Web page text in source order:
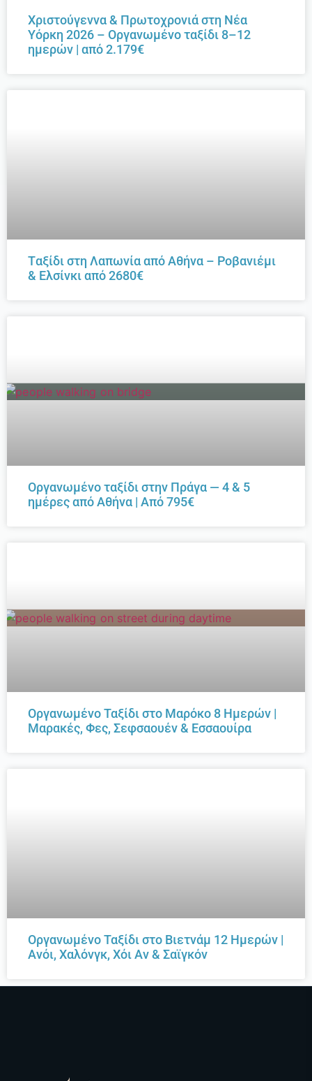
Χριστούγεννα & Πρωτοχρονιά στη Νέα
Υόρκη 2026 – Οργανωμένο ταξίδι 8–12
ημερών | από 2.179€
Tαξίδι στη Λαπωνία από Αθήνα – Ροβανιέμι
& Ελσίνκι από 2680€
Οργανωμένο ταξίδι στην Πράγα — 4 & 5
ημέρες από Αθήνα | Από 795€
Οργανωμένο Ταξίδι στο Μαρόκο 8 Ημερών |
Μαρακές, Φες, Σεφσαουέν & Εσσαουίρα
Οργανωμένο Ταξίδι στο Βιετνάμ 12 Ημερών |
Ανόι, Χαλόνγκ, Χόι Αν & Σαϊγκόν